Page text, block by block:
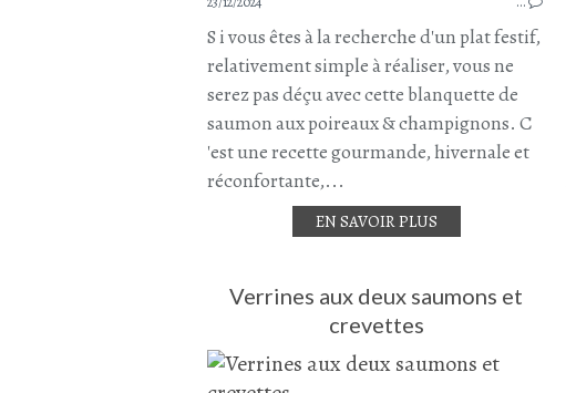
S i vous êtes à la recherche d'un plat festif,
relativement simple à réaliser, vous ne
serez pas déçu avec cette blanquette de
saumon aux poireaux & champignons. C
'est une recette gourmande, hivernale et
réconfortante,...
EN SAVOIR PLUS
Verrines aux deux saumons et
crevettes